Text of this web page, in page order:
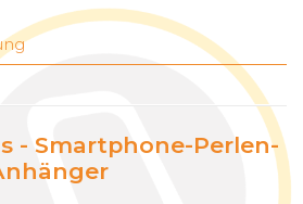
- Smartphone-Perlen-